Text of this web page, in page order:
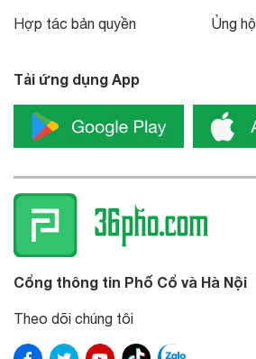
Hợp tác bản quyền Ủng hộ
Tải ứng dụng App
Cổng thông tin Phố Cổ và Hà Nội
Theo dõi chúng tôi